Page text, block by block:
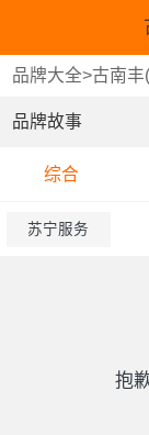
品牌大全>古南丰
品牌故事
综合
苏宁服务
抱